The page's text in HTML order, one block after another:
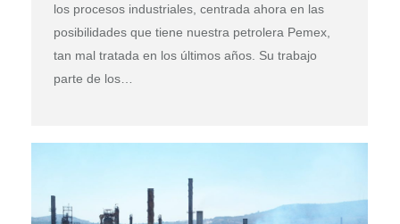
los procesos industriales, centrada ahora en las
posibilidades que tiene nuestra petrolera Pemex,
tan mal tratada en los últimos años. Su trabajo
parte de los…